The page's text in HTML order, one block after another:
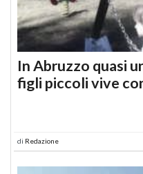
In Abruzzo quasi
figli piccoli vive
di Redazione